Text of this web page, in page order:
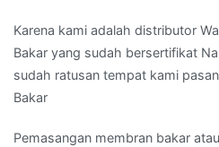
Karena kami adalah distributor
Bakar yang sudah bersertifikat
sudah ratusan tempat kami
Bakar
Pemasangan membran bakar